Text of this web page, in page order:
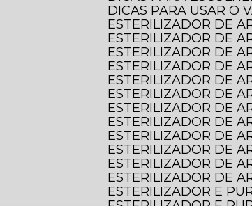
DICAS PARA USAR
ESTERILIZADOR DE
ESTERILIZADOR DE
ESTERILIZADOR DE
ESTERILIZADOR DE
ESTERILIZADOR DE
ESTERILIZADOR DE
ESTERILIZADOR DE
ESTERILIZADOR DE
ESTERILIZADOR DE
ESTERILIZADOR DE
ESTERILIZADOR DE
ESTERILIZADOR DE
ESTERILIZADOR E